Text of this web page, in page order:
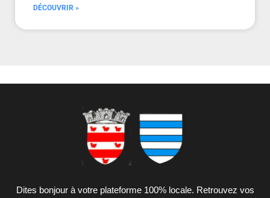
DÉCOUVRIR »
Dites bonjour à votre plateforme 100% locale. Retrouvez vos